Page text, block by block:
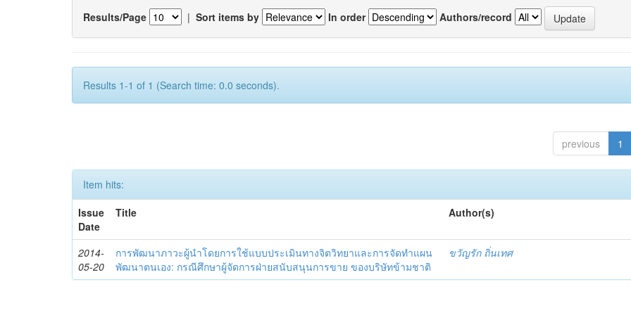
Results/Page | Sort items by In order Authors/record
Results 1-1 of 1 (Search time: 0.0 seconds).
previous 1
Item hits:
Issue
Date
Title Author(s)
2014-
05-20
การพัฒนาภาวะผู้นำโดยการใช้แบบประเมินทางจิตวิทยาและการจัดทำแผน
พัฒนาตนเอง: กรณีศึกษาผู้จัดการฝ่ายสนับสนุนการขาย ของบริษัทข้ามชาติ
ขวัญรัก ถิ่นเทศ